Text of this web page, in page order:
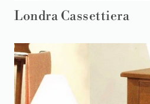
Londra Cassettiera